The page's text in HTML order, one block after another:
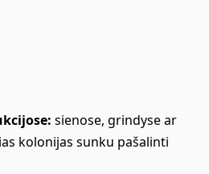
sienose, grindyse ar
kolonijas sunku pašalinti